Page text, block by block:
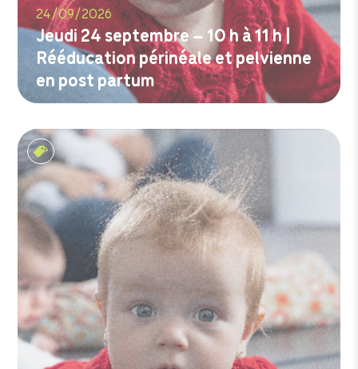
24/09/2026
Jeudi 24 septembre – 10 h à 11 h |
Rééducation périnéale et pelvienne
en post partum
Les tout-petits matins